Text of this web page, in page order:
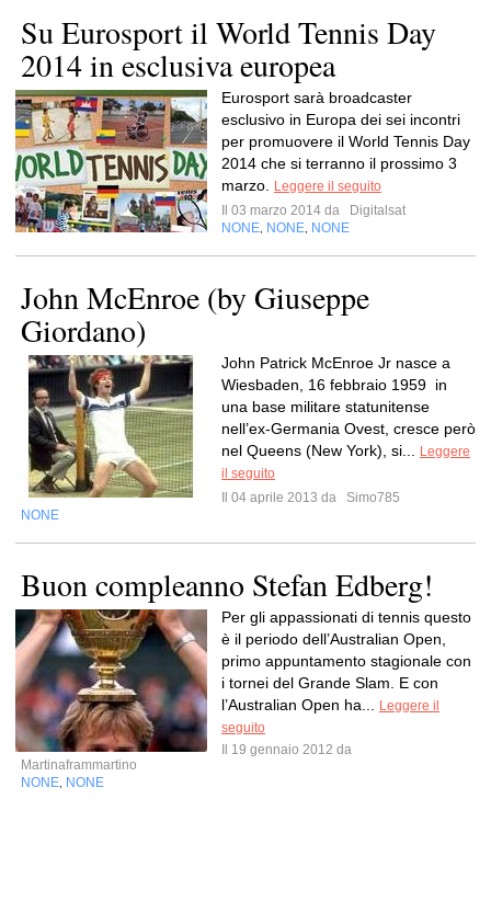
Su Eurosport il World Tennis Day
2014 in esclusiva europea
Eurosport sarà broadcaster
esclusivo in Europa dei sei incontri
per promuovere il World Tennis Day
2014 che si terranno il prossimo 3
marzo.
Leggere il seguito
Il 03 marzo 2014 da
Digitalsat
NONE NONE NONE
John McEnroe (by Giuseppe
Giordano)
John Patrick McEnroe Jr nasce a
Wiesbaden, 16 febbraio 1959 in
una base militare statunitense
nell’ex-Germania Ovest, cresce però
nel Queens (New York), si...
Leggere
il seguito
Il 04 aprile 2013 da
Simo785
NONE
Buon compleanno Stefan Edberg!
Per gli appassionati di tennis questo
è il periodo dell’Australian Open,
primo appuntamento stagionale con
i tornei del Grande Slam. E con
l’Australian Open ha...
Leggere il
seguito
Il 19 gennaio 2012 da
Martinaframmartino
NONE NONE